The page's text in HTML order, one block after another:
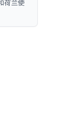
荷兰使